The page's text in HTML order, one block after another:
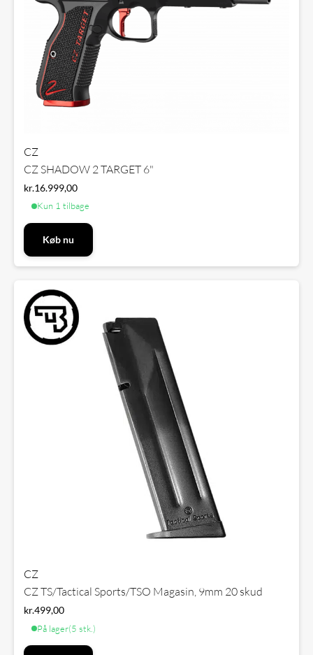
CZ
CZ SHADOW 2 TARGET 6"
kr.16.999,00
Kun 1 tilbage
Køb nu
CZ
CZ TS/Tactical Sports/TSO Magasin, 9mm 20 skud
kr.499,00
På lager(5 stk.)